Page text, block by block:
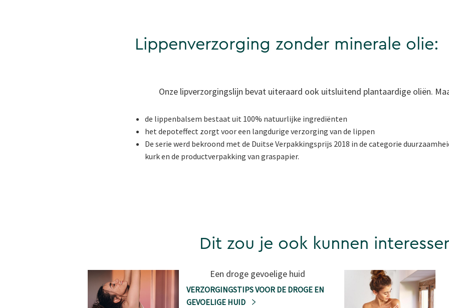
Lippenverzorging zonder minerale olie:
Onze lipverzorgingslijn bevat uiteraard ook uitsluitend plantaardige oliën.
de lippenbalsem bestaat uit 100% natuurlijke ingrediënten
het depoteffect zorgt voor een langdurige verzorging van de lippen
De serie werd bekroond met de Duitse Verpakkingsprijs 2018 in de categorie
kurk en de productverpakking van graspapier.
Dit zou je ook kunnen
Een droge gevoelige huid
VERZORGINGSTIPS VOOR DE DROGE EN
GEVOELIGE HUID